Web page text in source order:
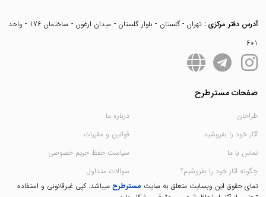
آدرس دفتر مرکزی :
تهران - گلستان - بلوار گلستان - میدان ارغون - ساختمان 176 - واحد
601
صفحات مسترطرح
طراحان
آثار خود را بفروشید
تماس با ما
چگونه آثار خود را بفروشیم؟
درباره ما
قوانین و مقررات
سیاست حفظ حریم خصوصی
سوالات متداول
تمای حقوق این وبسایت متعلق به سایت مسترطرح میباشد. کپی غیرقانونی و استفاده